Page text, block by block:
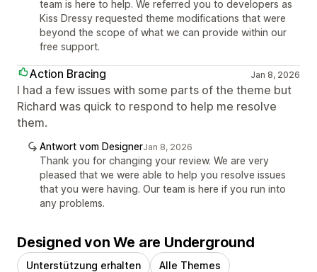
team is here to help. We referred you to developers as
Kiss Dressy requested theme modifications that were
beyond the scope of what we can provide within our
free support.
Action Bracing Jan 8, 2026
I had a few issues with some parts of the theme but
Richard was quick to respond to help me resolve
them.
Antwort vom DesignerJan 8, 2026
Thank you for changing your review. We are very
pleased that we were able to help you resolve issues
that you were having. Our team is here if you run into
any problems.
Designed von We are Underground
Unterstützung erhalten Alle Themes